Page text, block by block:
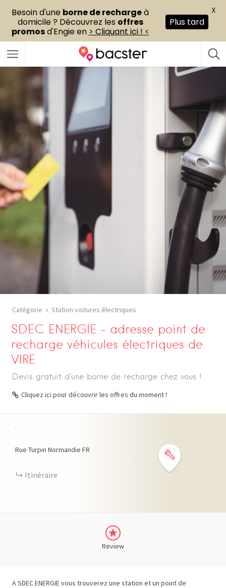
Catégorie Station voitures électriques
SDEC ENERGIE – adresse point de
recharge véhicules électriques de
VIRE
Devis gratuit d’une borne de recharge chez vous !
Cliquez ici pour découvrir les offres du moment !
Rue Turpin Normandie FR
Itinéraire
Review
A SDEC ENERGIE vous trouverez une station et un point de
Besoin d'une borne de rechargeà
domicile ? Découvrez les offres
promosd'Engie en > Cliquant ici ! <
Plus tard
X